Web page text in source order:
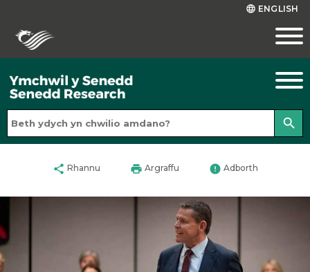
language ENGLISH
search
share Rhannu print Argraffu error Adborth